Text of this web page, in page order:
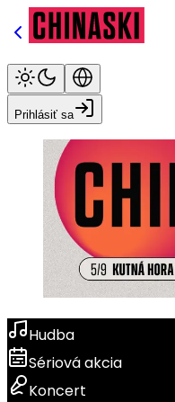
Prihlásiť sa
Hudba
Sériová akcia
Koncert